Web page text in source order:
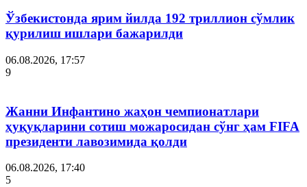
Ўзбекистонда ярим йилда 192 триллион сўмлик
қурилиш ишлари бажарилди
06.08.2026, 17:57
9
Жанни Инфантино жаҳон чемпионатлари
ҳуқуқларини сотиш можаросидан сўнг ҳам FIFA
президенти лавозимида қолди
06.08.2026, 17:40
5